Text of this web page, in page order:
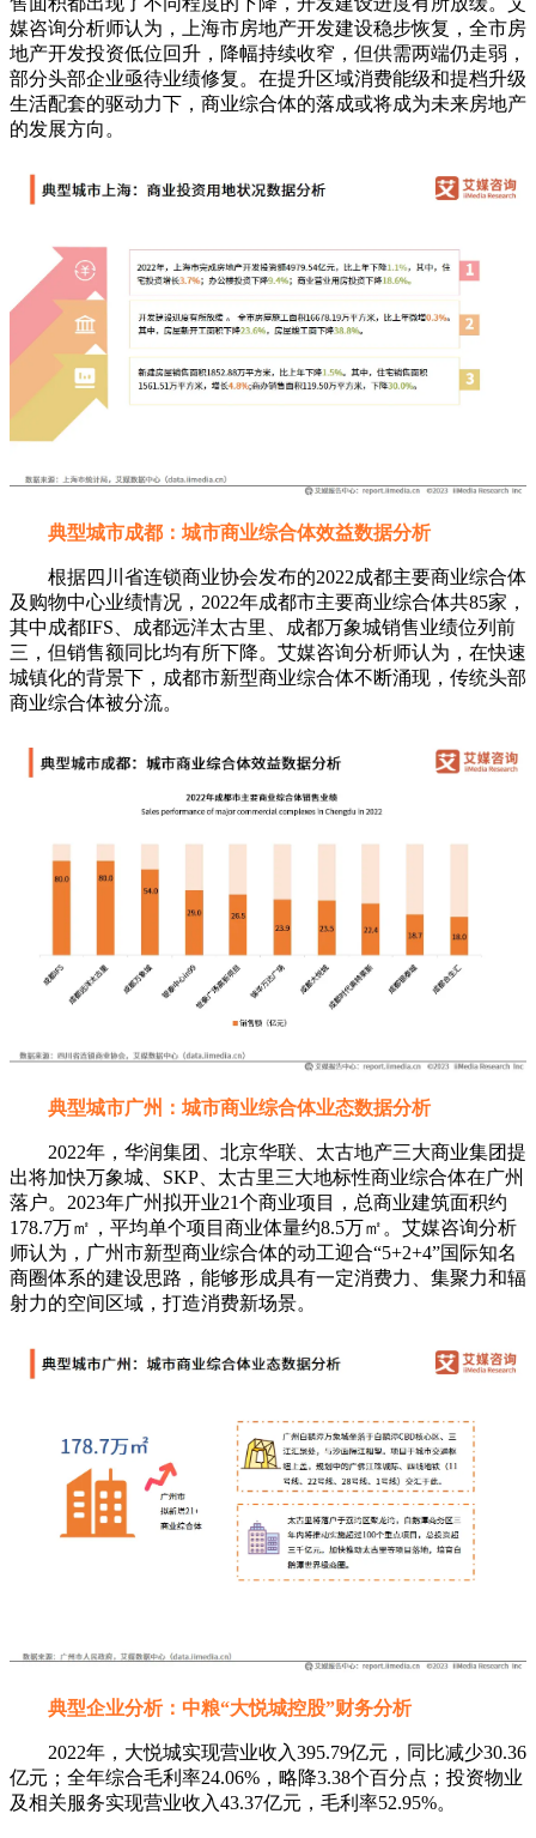
媒咨询分析师认为，上海市房地产开发建设稳步恢复，全市房
地产开发投资低位回升，降幅持续收窄，但供需两端仍走弱，
部分头部企业亟待业绩修复。在提升区域消费能级和提档升级
生活配套的驱动力下，商业综合体的落成或将成为未来房地产
的发展方向。
典型城市成都：城市商业综合体效益数据分析
根据四川省连锁商业协会发布的2022成都主要商业综合体
及购物中心业绩情况，2022年成都市主要商业综合体共85家，
其中成都IFS、成都远洋太古里、成都万象城销售业绩位列前
三，但销售额同比均有所下降。艾媒咨询分析师认为，在快速
城镇化的背景下，成都市新型商业综合体不断涌现，传统头部
商业综合体被分流。
典型城市广州：城市商业综合体业态数据分析
2022年，华润集团、北京华联、太古地产三大商业集团提
出将加快万象城、SKP、太古里三大地标性商业综合体在广州
落户。2023年广州拟开业21个商业项目，总商业建筑面积约
178.7万㎡，平均单个项目商业体量约8.5万㎡。艾媒咨询分析
师认为，广州市新型商业综合体的动工迎合“5+2+4”国际知名
商圈体系的建设思路，能够形成具有一定消费力、集聚力和辐
射力的空间区域，打造消费新场景。
典型企业分析：中粮“大悦城控股”财务分析
2022年，大悦城实现营业收入395.79亿元，同比减少30.36
亿元；全年综合毛利率24.06%，略降3.38个百分点；投资物业
及相关服务实现营业收入43.37亿元，毛利率52.95%。